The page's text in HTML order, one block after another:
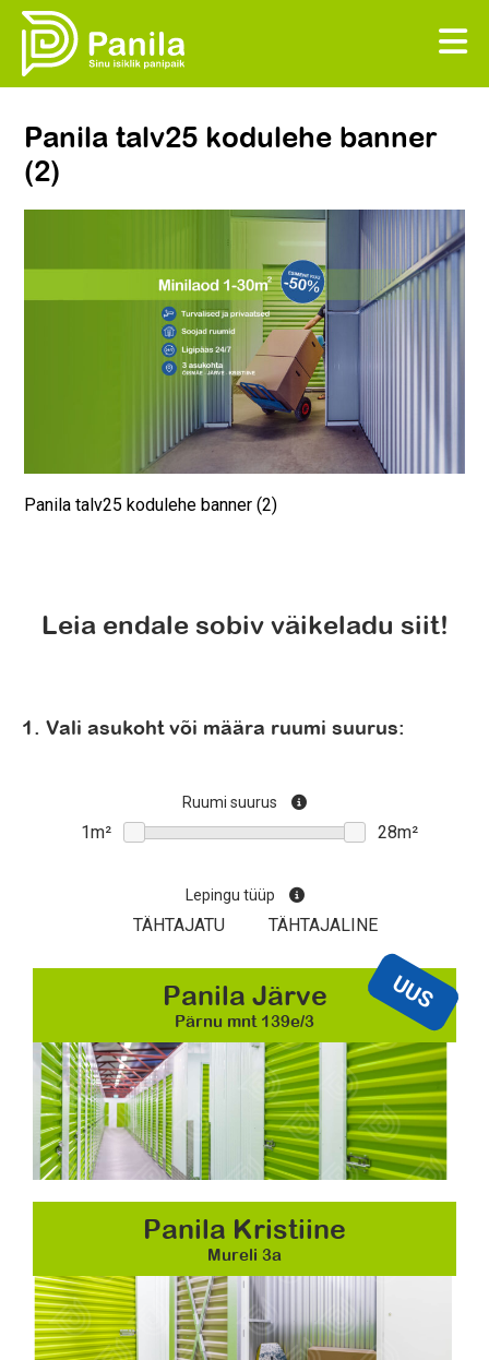
Panila talv25 kodulehe banner
(2)
Panila talv25 kodulehe banner (2)
Leia endale sobiv väikeladu siit!
1. Vali asukoht või määra ruumi suurus:
Ruumi suurus
Lepingu tüüp
TÄHTAJATU TÄHTAJALINE
Panila Järve
Pärnu mnt 139e/3
UUS
Panila Kristiine
Mureli 3a